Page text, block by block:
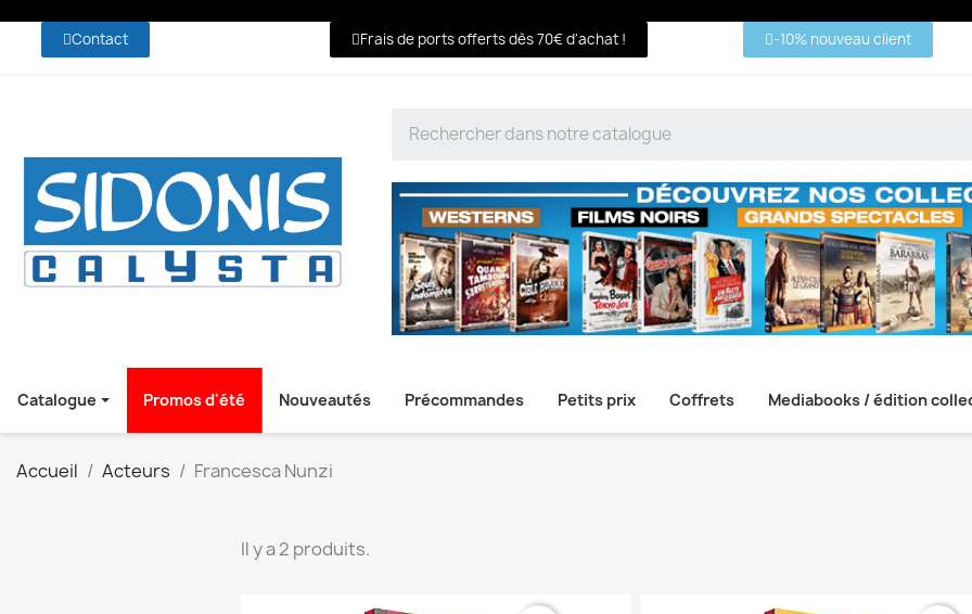
Contact Frais de ports offerts dès 70€ d'achat ! -10% nouveau client
Catalogue Promos d'été Nouveautés Précommandes Petits prix Coffrets Mediabooks / édition
Accueil Acteurs Francesca Nunzi
Il y a 2 produits.